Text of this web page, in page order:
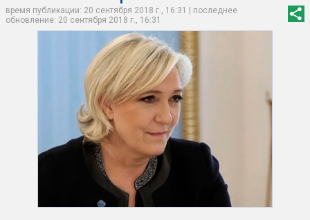
время публикации: 20 сентября 2018 г., 16:31 | последнее
обновление: 20 сентября 2018 г., 16:31